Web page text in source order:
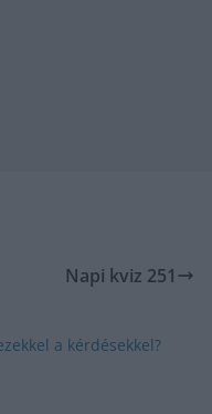
Napi kviz 251
a kérdésekkel?